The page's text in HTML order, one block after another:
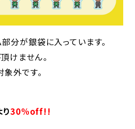
分が銀袋に入っています。
けません。
外です。
30%off!!